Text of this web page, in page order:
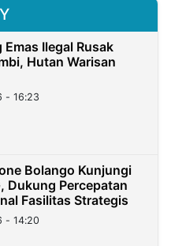
Emas Ilegal Rusak
Hutan Warisan
- 16:23
Bolango Kunjungi
Dukung Percepatan
Fasilitas Strategis
- 14:20